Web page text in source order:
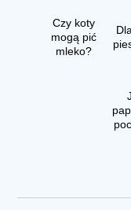
Czy koty
mogą pić
mleko?